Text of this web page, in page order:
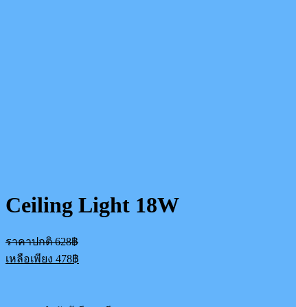
Ceiling Light 18W
ราคาปกติ628฿
was:
เหลือเพียง 478฿
price